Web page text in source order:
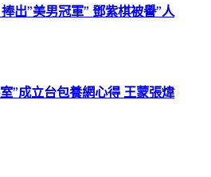
出”美男冠軍” 鄧紫棋被譽”人
”成立台包養網心得 王蒙張煒